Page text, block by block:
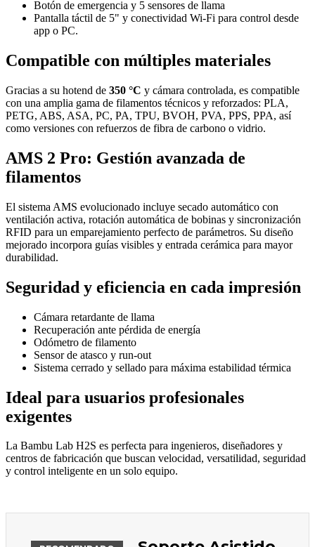
Botón de emergencia y 5 sensores de llama
Pantalla táctil de 5" y conectividad Wi-Fi para control desde
app o PC.
Compatible con múltiples materiales
Gracias a su hotend de 350 °C y cámara controlada, es compatible
con una amplia gama de filamentos técnicos y reforzados: PLA,
PETG, ABS, ASA, PC, PA, TPU, BVOH, PVA, PPS, PPA, así
como versiones con refuerzos de fibra de carbono o vidrio.
AMS 2 Pro: Gestión avanzada de
filamentos
El sistema AMS evolucionado incluye secado automático con
ventilación activa, rotación automática de bobinas y sincronización
RFID para un emparejamiento perfecto de parámetros. Su diseño
mejorado incorpora guías visibles y entrada cerámica para mayor
durabilidad.
Seguridad y eficiencia en cada impresión
Cámara retardante de llama
Recuperación ante pérdida de energía
Odómetro de filamento
Sensor de atasco y run-out
Sistema cerrado y sellado para máxima estabilidad térmica
Ideal para usuarios profesionales
exigentes
La Bambu Lab H2S es perfecta para ingenieros, diseñadores y
centros de fabricación que buscan velocidad, versatilidad, seguridad
y control inteligente en un solo equipo.